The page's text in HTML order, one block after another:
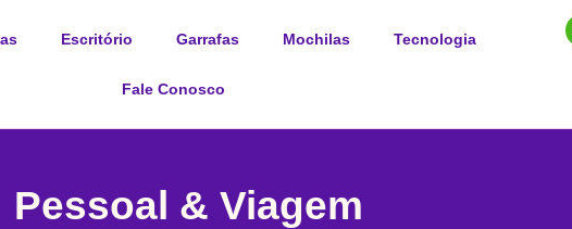
Escritório Garrafas Mochilas Tecnologia
Fale Conosco
Pessoal & Viagem